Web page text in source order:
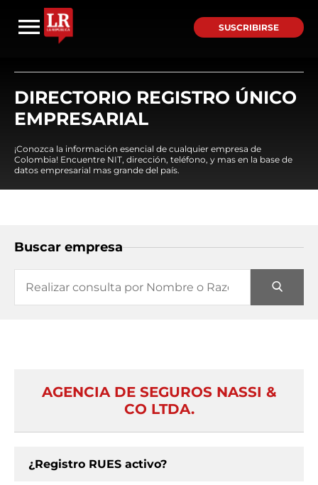
SUSCRIBIRSE
DIRECTORIO REGISTRO ÚNICO
EMPRESARIAL
¡Conozca la información esencial de cualquier empresa de
Colombia! Encuentre NIT, dirección, teléfono, y mas en la base de
datos empresarial mas grande del país.
Buscar empresa
AGENCIA DE SEGUROS NASSI &
CO LTDA.
¿Registro RUES activo?